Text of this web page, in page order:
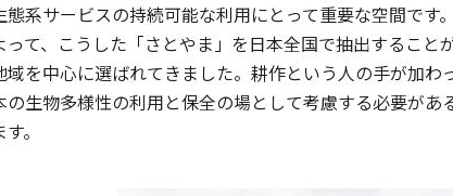
態系サービスの持続可能な利用にとって重要な空間で
て、こうした「さとやま」を日本全国で抽出するこ
を中心に選ばれてきました。耕作という人の手が加
生物多様性の利用と保全の場として考慮する必要が
。